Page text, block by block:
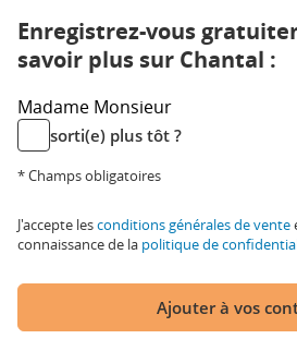
Enregistrez-vous
savoir plus sur Chantal :
Madame Monsieur
sorti(e) plus tôt ?
* Champs obligatoires
J'accepte lesconditions générales de vente
connaissance de la politique de
Ajouter à vos